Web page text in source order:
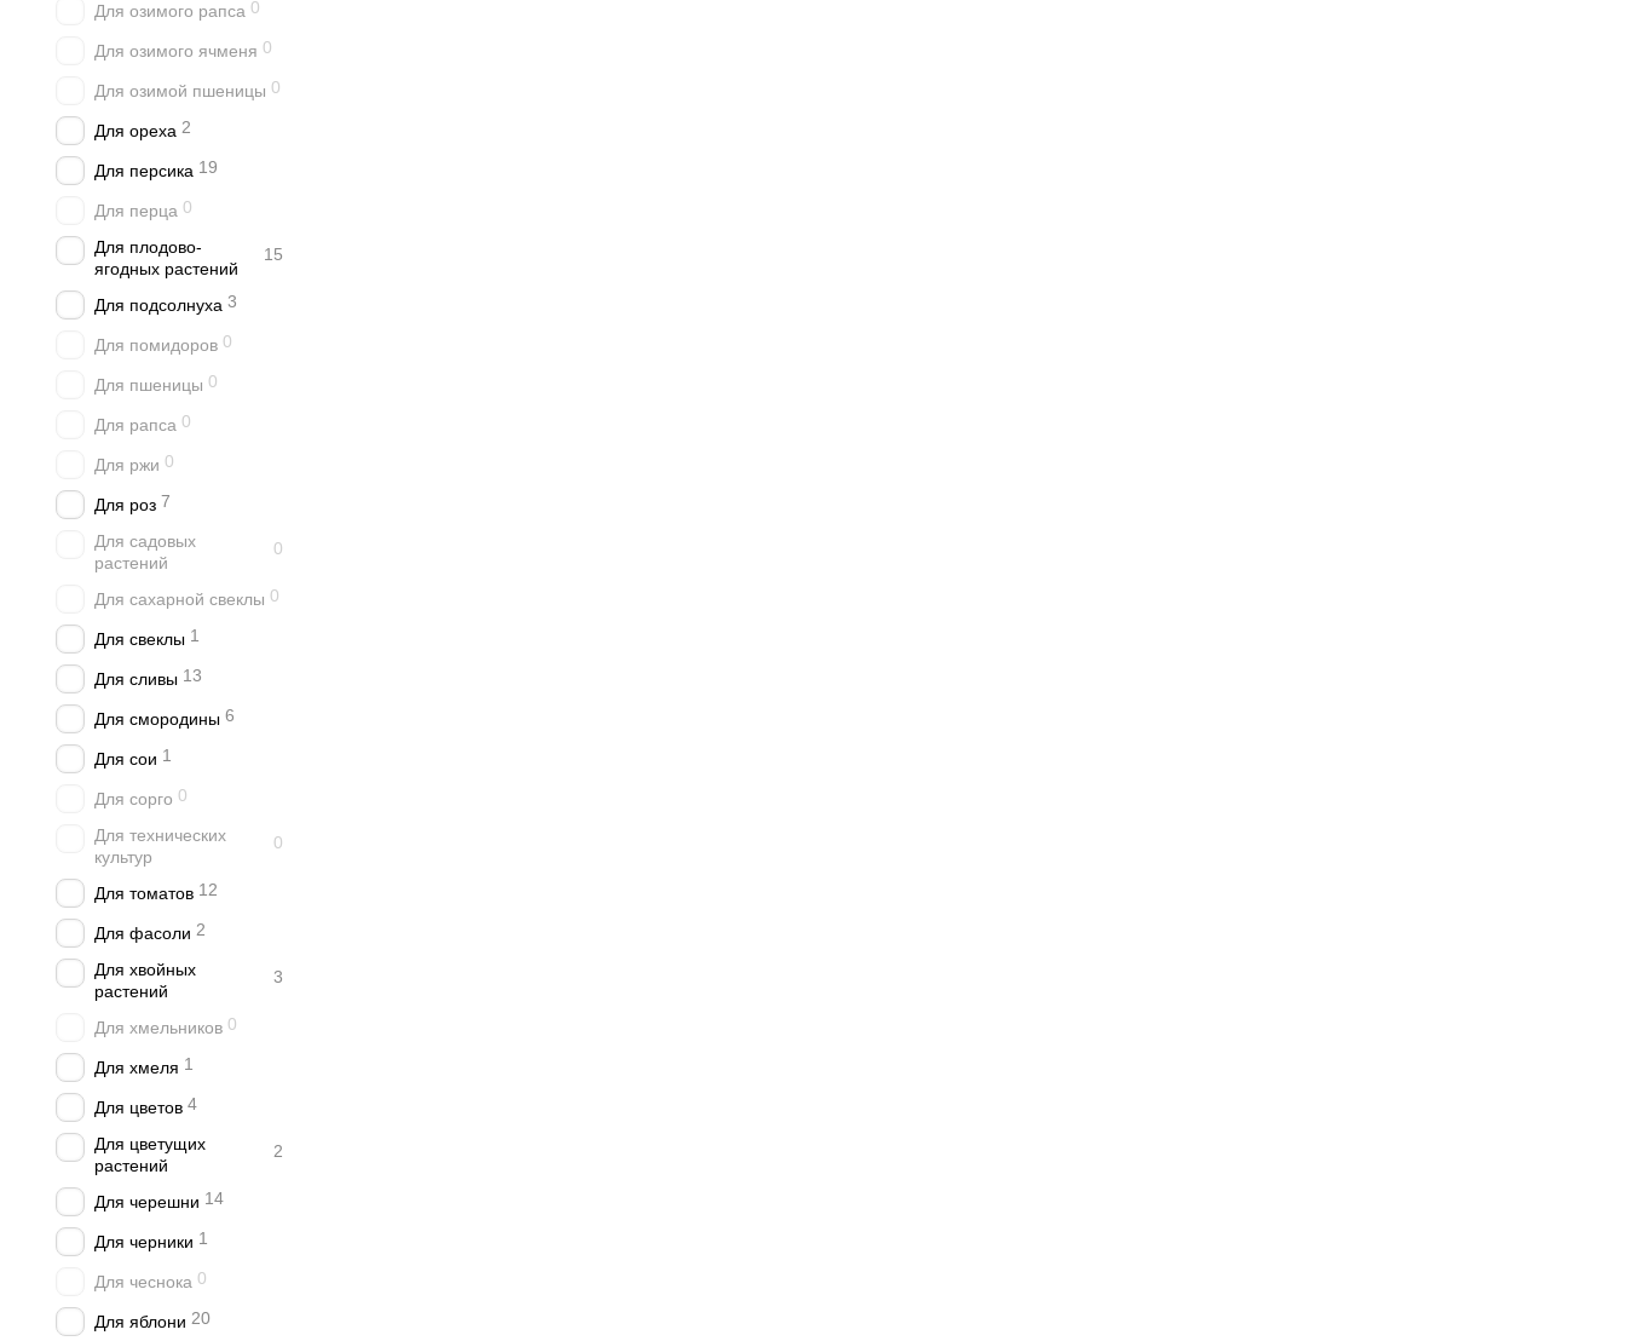
Для озимого рапса 0
Для озимого ячменя 0
Для озимой пшеницы 0
Для ореха 2
Для персика 19
Для перца 0
Для плодово-
ягодных растений
15
Для подсолнуха 3
Для помидоров 0
Для пшеницы 0
Для рапса 0
Для ржи 0
Для роз 7
Для садовых
растений
0
Для сахарной свеклы 0
Для свеклы 1
Для сливы 13
Для смородины 6
Для сои 1
Для сорго 0
Для технических
культур
0
Для томатов 12
Для фасоли 2
Для хвойных
растений
3
Для хмельников 0
Для хмеля 1
Для цветов 4
Для цветущих
растений
2
Для черешни 14
Для черники 1
Для чеснока 0
Для яблони 20